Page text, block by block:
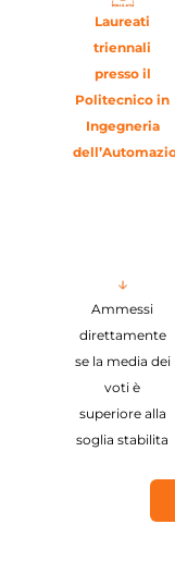
Laureati
triennali
presso il
Politecnico in
Ingegneria
Ammessi
direttamente
se la media dei
voti è
superiore alla
soglia stabilita